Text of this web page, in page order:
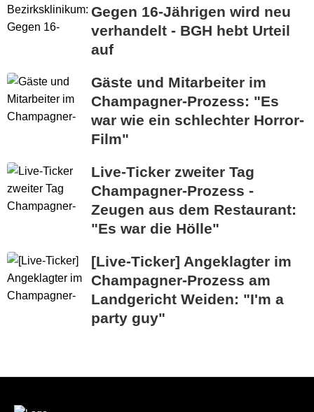
Gegen 16-Jährigen wird neu
verhandelt - BGH hebt Urteil
auf
Gäste und Mitarbeiter im
Champagner-Prozess: "Es
war wie ein schlechter Horror-
Film"
Live-Ticker zweiter Tag
Champagner-Prozess -
Zeugen aus dem Restaurant:
"Es war die Hölle"
[Live-Ticker] Angeklagter im
Champagner-Prozess am
Landgericht Weiden: "I'm a
party guy"